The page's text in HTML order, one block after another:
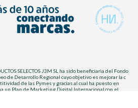
SELECTOS J3M SL ha sido beneficiaria del Fondo
de Desarrollo Regional cuyo objetivo es mejorar la c
de las Pymes y gracias al cual ha puesto en
un Plan de Marketing Digital Internacional con el